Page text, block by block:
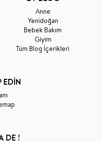
Anne
Yenidoğan
Bebek Bakım
Giyim
Tüm Blog İçerikleri
EDİN
DE !